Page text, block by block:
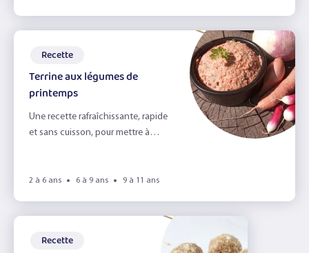
Recette
Terrine aux légumes de
printemps
Une recette rafraîchissante, rapide
et sans cuisson, pour mettre à
2 à 6 ans 6 à 9 ans 9 à 11 ans
Recette